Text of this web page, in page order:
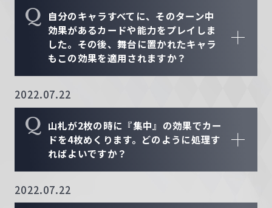
Q
自分のキャラすべてに、そのターン中
効果があるカードや能力をプレイしま
した。その後、舞台に置かれたキャラ
もこの効果を適用されますか？
2022.07.22
Q 山札が2枚の時に『集中』の効果でカー
ドを4枚めくります。どのように処理す
ればよいですか？
2022.07.22